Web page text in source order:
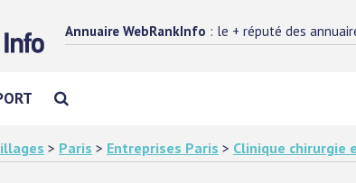
Annuaire WebRankInfo : le + réputé des
> Paris > Entreprises Paris > Clinique chirurgie